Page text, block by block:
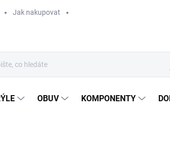
Jak nakupovat
OBUV KOMPONENTY